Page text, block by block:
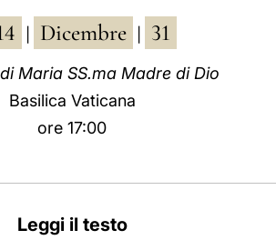
Dicembre 31
Maria SS.ma Madre di Dio
Basilica Vaticana
ore 17:00
Leggi il testo